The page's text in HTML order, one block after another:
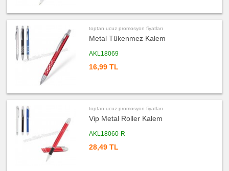
toptan ucuz promosyon fiyatları
Metal Tükenmez Kalem
AKL18069
16,99 TL
toptan ucuz promosyon fiyatları
Vip Metal Roller Kalem
AKL18060-R
28,49 TL
Takımı
ucuz
promosyon
Yapışkan
Notluk
Seti
&
Not
Bilgisayar
ucuz
promosyon